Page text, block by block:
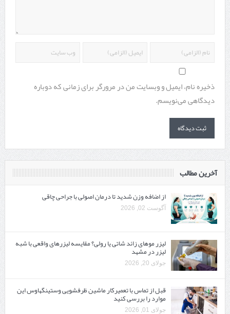
ذخیره نام، ایمیل و وبسایت من در مرورگر برای زمانی که دوباره
دیدگاهی می‌نویسم.
آخرین مطالب
از اضافه وزن شدید تا درمان اصولی با جراحی چاقی
آگوست 02, 2026
لیزر موهای زائد شاتی یا رولی؟ مقایسه لیزرهای واقعی با شبه‌
لیزر در مشهد
جولای 20, 2026
قبل از تماس با تعمیرکار ماشین ظرفشویی وستینگهاوس این
موارد را بررسی کنید
جولای 01, 2026